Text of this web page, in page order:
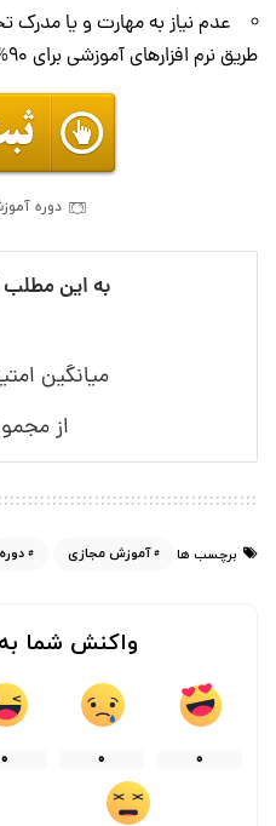
عدم نیاز به مهارت و یا
طریق نرم افزارهای آموزشی برای 90% موارد.
دوره
به این مطلب
میانگین
از
برچسب ها آموزش مجازی دوره
واکنش شما
0
0
0